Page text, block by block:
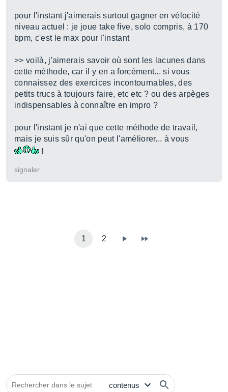
pour l'instant j'aimerais surtout gagner en vélocité
niveau actuel : je joue take five, solo compris, à 170
bpm, c'est le max pour l'instant
>> voilà, j'aimerais savoir où sont les lacunes dans
cette méthode, car il y en a forcément... si vous
connaissez des exercices incontournables, des
petits trucs à toujours faire, etc etc ? ou des arpèges
indispensables à connaître en impro ?
pour l'instant je n'ai que cette méthode de travail,
mais je suis sûr qu'on peut l'améliorer... à vous
!
signaler
1 2